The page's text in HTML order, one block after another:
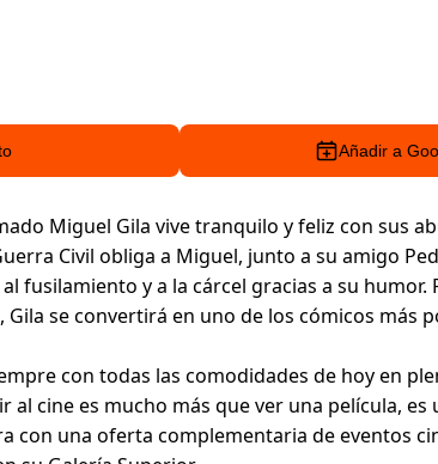
Añadir a
Miguel Gila vive tranquilo y feliz con sus
Civil obliga a Miguel, junto a su amigo
fusilamiento y a la cárcel gracias a su
se convertirá en uno de los cómicos más
con todas las comodidades de hoy en
al cine es mucho más que ver una película, es
con una oferta complementaria de eventos